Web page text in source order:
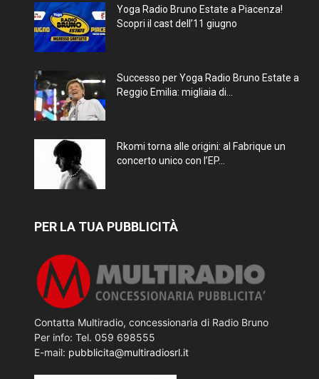
Yoga Radio Bruno Estate a Piacenza!
Scopri il cast dell’11 giugno
Successo per Yoga Radio Bruno Estate a
Reggio Emilia: migliaia di...
Rkomi torna alle origini: al Fabrique un
concerto unico con l’EP...
PER LA TUA PUBBLICITÀ
Contatta Multiradio, concessionaria di Radio Bruno
Per info: Tel. 059 698555
E-mail: pubblicita@multiradiosrl.it